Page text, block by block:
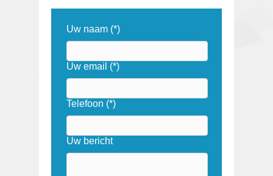
Uw naam (*)
Uw email (*)
Telefoon (*)
Uw bericht